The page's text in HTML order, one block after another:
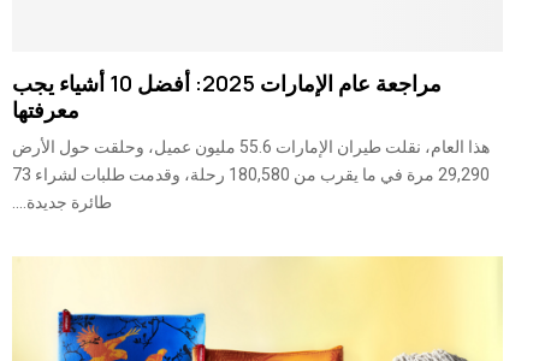
مراجعة عام الإمارات 2025: أفضل 10 أشياء يجب
معرفتها
هذا العام، نقلت طيران الإمارات 55.6 مليون عميل، وحلقت حول الأرض
29,290 مرة في ما يقرب من 180,580 رحلة، وقدمت طلبات لشراء 73
طائرة جديدة....